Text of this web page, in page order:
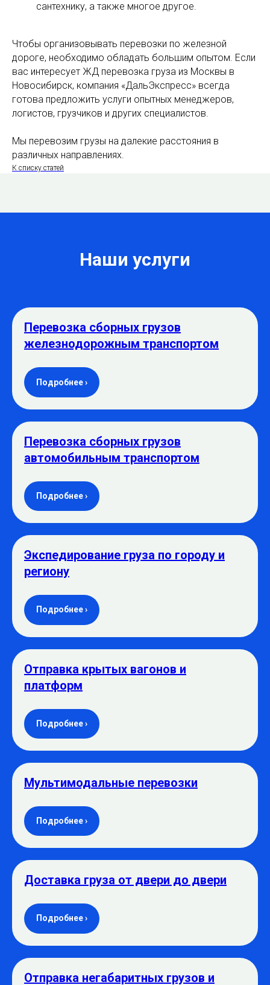
сантехнику, а также многое другое.
Чтобы организовывать перевозки по железной
дороге, необходимо обладать большим опытом. Если
вас интересует ЖД перевозка груза из Москвы в
Новосибирск, компания «ДальЭкспресс» всегда
готова предложить услуги опытных менеджеров,
логистов, грузчиков и других специалистов.
Мы перевозим грузы на далекие расстояния в
различных направлениях.
К списку статей
Наши услуги
Перевозка сборных грузов
железнодорожным транспортом
Подробнее ›
Перевозка сборных грузов
автомобильным транспортом
Подробнее ›
Экспедирование груза по городу и
региону
Подробнее ›
Отправка крытых вагонов и
платформ
Подробнее ›
Мультимодальные перевозки
Подробнее ›
Доставка груза от двери до двери
Подробнее ›
Отправка негабаритных грузов и